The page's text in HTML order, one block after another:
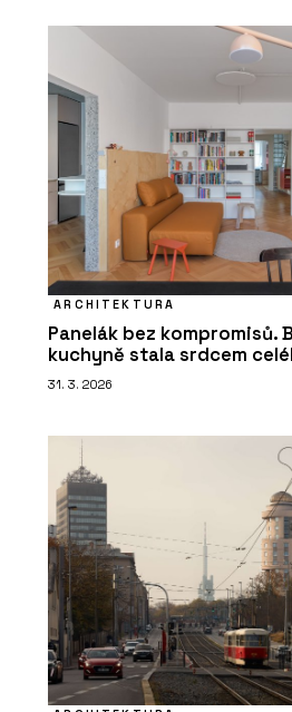
ARCHITEKTURA
Panelák bez kompromisů.
kuchyně stala srdcem
31. 3. 2026